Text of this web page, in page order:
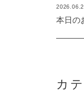
本日の
カ